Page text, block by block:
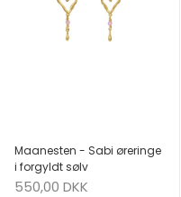
Maanesten - Sabi øreringe
i forgyldt sølv
Salgspris
550,00 DKK